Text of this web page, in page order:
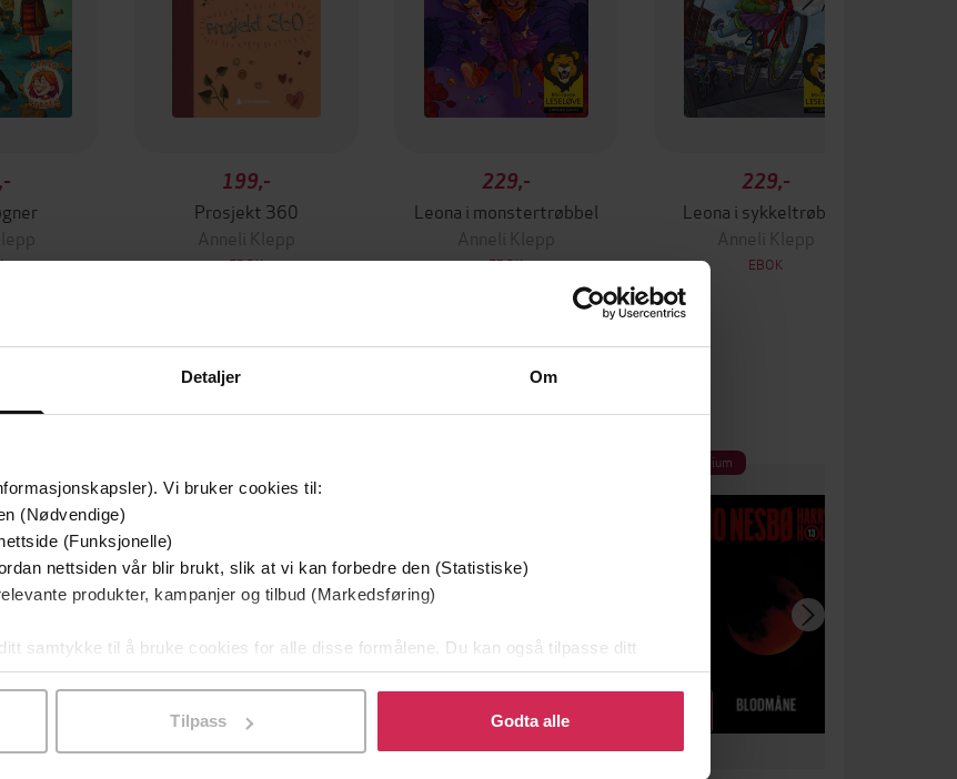
Detaljer Om
Vi bruker cookies til:
(Nødvendige)
(Funksjonelle)
nettsiden vår blir brukt, slik at vi kan forbedre den (Statistiske)
produkter, kampanjer og tilbud (Markedsføring)
samtykke til å bruke cookies for alle disse formålene. Du kan også tilpasse ditt
klikke på «Tilpass». Du kan når som helst trekke tilbake eller endre ditt samtykke.
Tilpass Godta alle
199,-
Prosjekt 360
Anneli Klepp
EBOK
229,-
Leona i monstertrøbbel
Anneli Klepp
EBOK
229,-
Leona i sykkeltrøbbel
Anneli Klepp
EBOK
Premium